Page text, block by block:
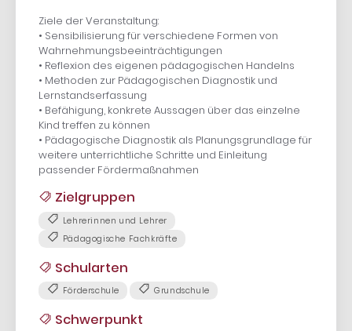
Ziele der Veranstaltung:
• Sensibilisierung für verschiedene Formen von
Wahrnehmungsbeeinträchtigungen
• Reflexion des eigenen pädagogischen Handelns
• Methoden zur Pädagogischen Diagnostik und
Lernstandserfassung
• Befähigung, konkrete Aussagen über das einzelne
Kind treffen zu können
• Pädagogische Diagnostik als Planungsgrundlage für
weitere unterrichtliche Schritte und Einleitung
passender Fördermaßnahmen
Zielgruppen
Lehrerinnen und Lehrer
Pädagogische Fachkräfte
Schularten
Förderschule Grundschule
Schwerpunkt